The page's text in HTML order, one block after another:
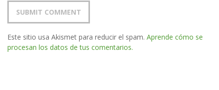
Este sitio usa Akismet para reducir el spam. Aprende cómo se
procesan los datos de tus comentarios.